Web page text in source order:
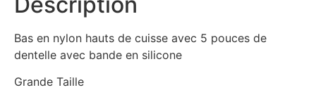
Bas en nylon hauts de cuisse avec 5 pouces de
dentelle avec bande en silicone
Grande Taille